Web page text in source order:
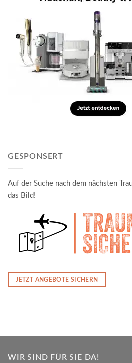
GESPONSERT
Auf der Suche nach dem nächsten
das Bild!
JETZT ANGEBOTE SICHERN
WIR SIND FÜR SIE DA!